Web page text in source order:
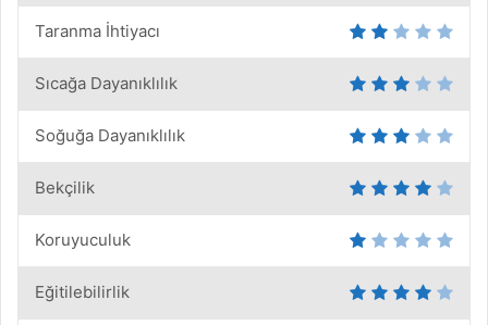
Taranma İhtiyacı
Sıcağa Dayanıklılık
Soğuğa Dayanıklılık
Bekçilik
Koruyuculuk
Eğitilebilirlik